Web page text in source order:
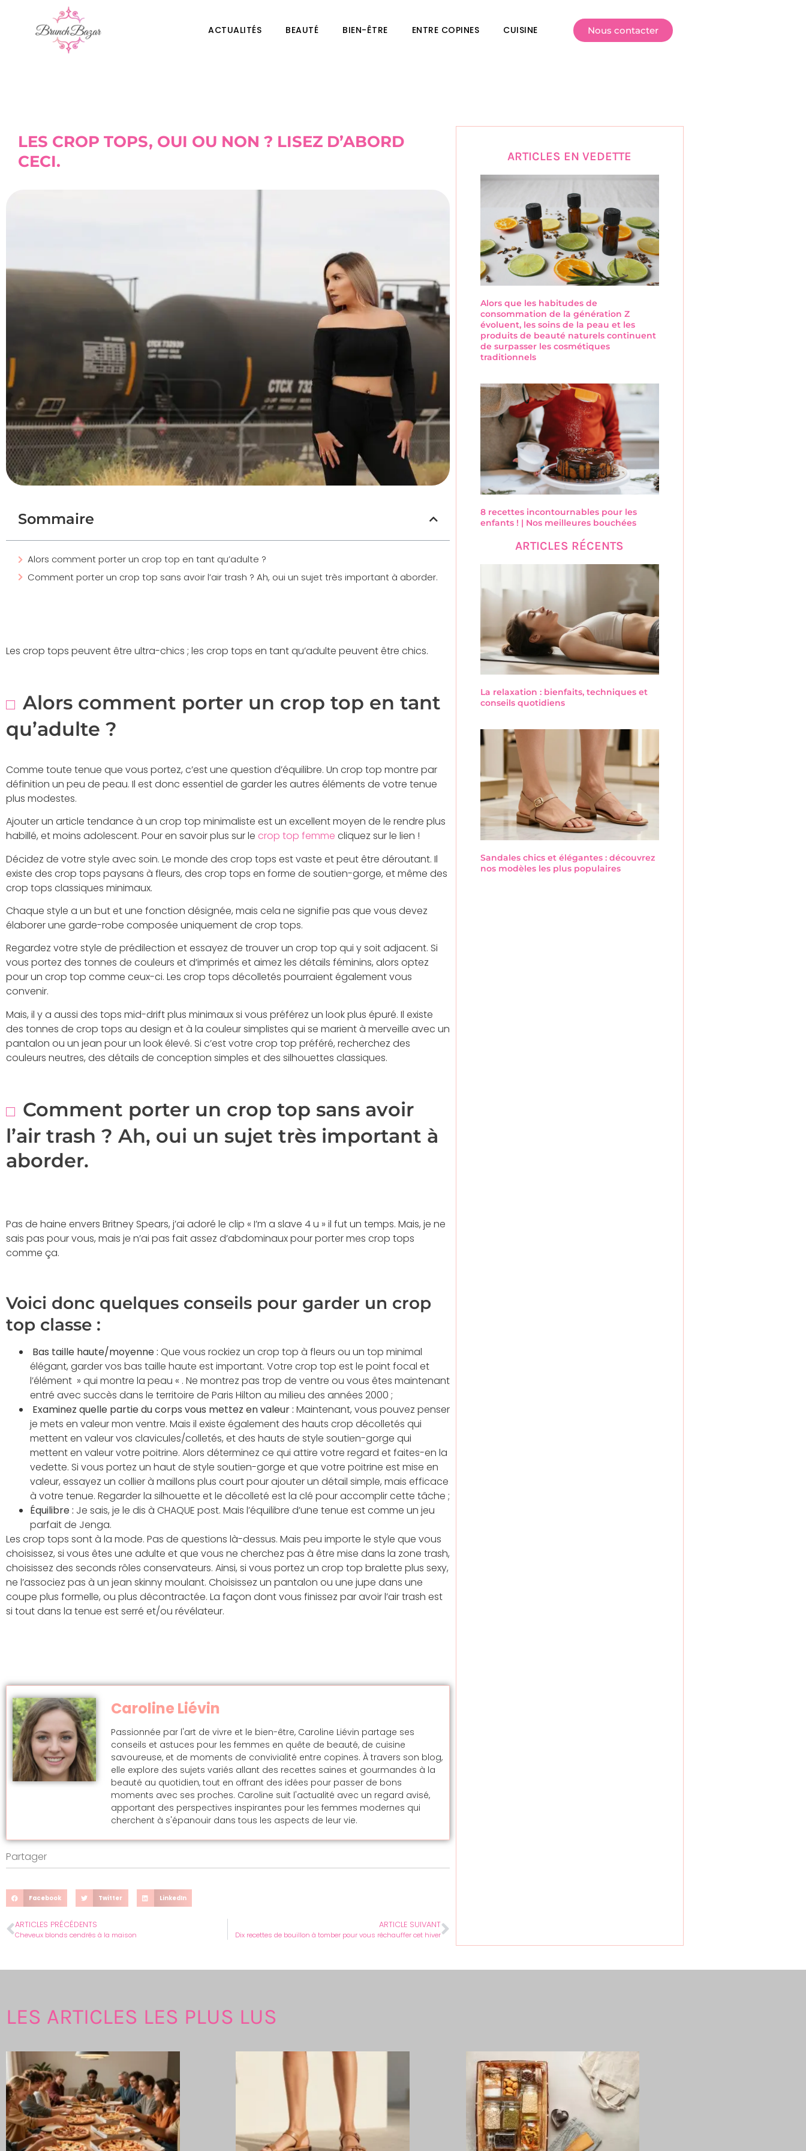
ACTUALITÉS BEAUTÉ BIEN-ÊTRE ENTRE COPINES CUISINE Nous contacter
LES CROP TOPS, OUI OU NON ? LISEZ D’ABORD
CECI.
Sommaire
Alors comment porter un crop top en tant qu’adulte ?
Comment porter un crop top sans avoir l’air trash ? Ah, oui un sujet très important à aborder.
Les crop tops peuvent être ultra-chics ; les crop tops en tant qu’adulte peuvent être chics.
Alors comment porter un crop top en tant
qu’adulte ?
Comme toute tenue que vous portez, c’est une question d’équilibre. Un crop top montre par
définition un peu de peau. Il est donc essentiel de garder les autres éléments de votre tenue
plus modestes.
Ajouter un article tendance à un crop top minimaliste est un excellent moyen de le rendre plus
habillé, et moins adolescent. Pour en savoir plus sur le crop top femme cliquez sur le lien !
Décidez de votre style avec soin. Le monde des crop tops est vaste et peut être déroutant. Il
existe des crop tops paysans à fleurs, des crop tops en forme de soutien-gorge, et même des
crop tops classiques minimaux.
Chaque style a un but et une fonction désignée, mais cela ne signifie pas que vous devez
élaborer une garde-robe composée uniquement de crop tops.
Regardez votre style de prédilection et essayez de trouver un crop top qui y soit adjacent. Si
vous portez des tonnes de couleurs et d’imprimés et aimez les détails féminins, alors optez
pour un crop top comme ceux-ci. Les crop tops décolletés pourraient également vous
convenir.
Mais, il y a aussi des tops mid-drift plus minimaux si vous préférez un look plus épuré. Il existe
des tonnes de crop tops au design et à la couleur simplistes qui se marient à merveille avec un
pantalon ou un jean pour un look élevé. Si c’est votre crop top préféré, recherchez des
couleurs neutres, des détails de conception simples et des silhouettes classiques.
Comment porter un crop top sans avoir
l’air trash ? Ah, oui un sujet très important à
aborder.
Pas de haine envers Britney Spears, j’ai adoré le clip « I’m a slave 4 u » il fut un temps. Mais, je ne
sais pas pour vous, mais je n’ai pas fait assez d’abdominaux pour porter mes crop tops
comme ça.
Voici donc quelques conseils pour garder un crop
top classe :
Bas taille haute/moyenne : Que vous rockiez un crop top à fleurs ou un top minimal
élégant, garder vos bas taille haute est important. Votre crop top est le point focal et
l’élément » qui montre la peau « . Ne montrez pas trop de ventre ou vous êtes maintenant
entré avec succès dans le territoire de Paris Hilton au milieu des années 2000 ;
Examinez quelle partie du corps vous mettez en valeur : Maintenant, vous pouvez penser
je mets en valeur mon ventre. Mais il existe également des hauts crop décolletés qui
mettent en valeur vos clavicules/colletés, et des hauts de style soutien-gorge qui
mettent en valeur votre poitrine. Alors déterminez ce qui attire votre regard et faites-en la
vedette. Si vous portez un haut de style soutien-gorge et que votre poitrine est mise en
valeur, essayez un collier à maillons plus court pour ajouter un détail simple, mais efficace
à votre tenue. Regarder la silhouette et le décolleté est la clé pour accomplir cette tâche ;
Équilibre : Je sais, je le dis à CHAQUE post. Mais l’équilibre d’une tenue est comme un jeu
parfait de Jenga.
Les crop tops sont à la mode. Pas de questions là-dessus. Mais peu importe le style que vous
choisissez, si vous êtes une adulte et que vous ne cherchez pas à être mise dans la zone trash,
choisissez des seconds rôles conservateurs. Ainsi, si vous portez un crop top bralette plus sexy,
ne l’associez pas à un jean skinny moulant. Choisissez un pantalon ou une jupe dans une
coupe plus formelle, ou plus décontractée. La façon dont vous finissez par avoir l’air trash est
si tout dans la tenue est serré et/ou révélateur.
Caroline Liévin
Passionnée par l'art de vivre et le bien-être, Caroline Liévin partage ses
conseils et astuces pour les femmes en quête de beauté, de cuisine
savoureuse, et de moments de convivialité entre copines. À travers son blog,
elle explore des sujets variés allant des recettes saines et gourmandes à la
beauté au quotidien, tout en offrant des idées pour passer de bons
moments avec ses proches. Caroline suit l'actualité avec un regard avisé,
apportant des perspectives inspirantes pour les femmes modernes qui
cherchent à s'épanouir dans tous les aspects de leur vie.
Partager
Facebook Twitter LinkedIn
ARTICLES PRÉCÉDENTS
Cheveux blonds cendrés à la maison
ARTICLE SUIVANT
Dix recettes de bouillon à tomber pour vous réchauffer cet hiver
ARTICLES EN VEDETTE
Alors que les habitudes de
consommation de la génération Z
évoluent, les soins de la peau et les
produits de beauté naturels continuent
de surpasser les cosmétiques
traditionnels
8 recettes incontournables pour les
enfants ! | Nos meilleures bouchées
ARTICLES RÉCENTS
La relaxation : bienfaits, techniques et
conseils quotidiens
Sandales chics et élégantes : découvrez
nos modèles les plus populaires
LES ARTICLES LES PLUS LUS